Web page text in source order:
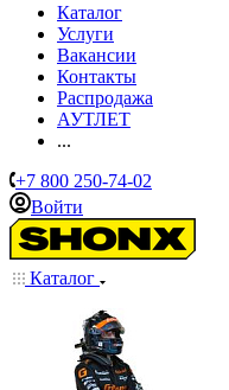
Каталог
Услуги
Вакансии
Контакты
Распродажа
АУТЛЕТ
...
+7 800 250-74-02
Войти
Каталог